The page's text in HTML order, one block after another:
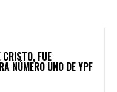
FUE
NÚMERO UNO DE YPF